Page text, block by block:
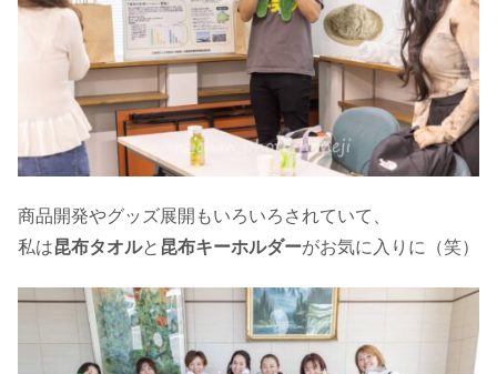
商品開発やグッズ展開もいろいろされていて、
私は昆布タオルと 昆布キーホルダーがお気に入りに（笑）